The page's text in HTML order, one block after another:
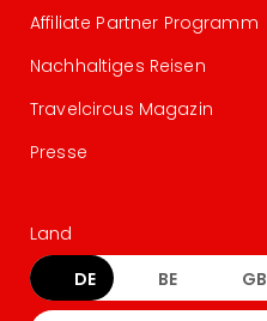
Affiliate Partner Programm
Nachhaltiges Reisen
Travelcircus Magazin
Presse
Land
DE BE GB